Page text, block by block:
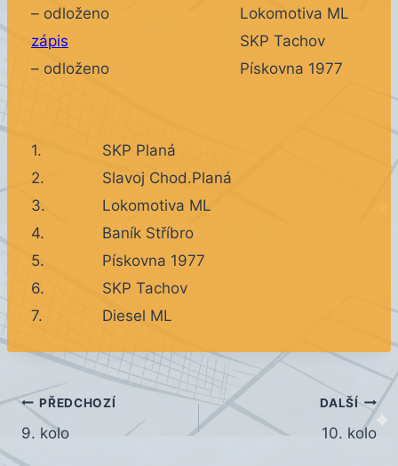
– odloženo
Lokomotiva ML
zápis
SKP Tachov
– odloženo
Pískovna 1977
1.
SKP Planá
2.
Slavoj Chod.Planá
3.
Lokomotiva ML
4.
Baník Stříbro
5.
Pískovna 1977
6.
SKP Tachov
7.
Diesel ML
Navigace
pro
PŘEDCHOZÍ
9. kolo
DALŠÍ
10. kolo